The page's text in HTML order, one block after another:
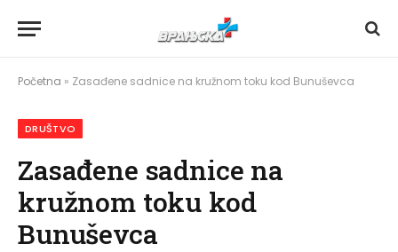
Početna » Zasađene sadnice na kružnom toku kod Bunuševca
DRUŠTVO
Zasađene sadnice na
kružnom toku kod
Bunuševca